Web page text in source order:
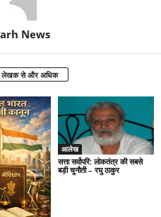
News
लेखक से और अधिक
आलेख
सत्ता सर्वोपरि: लोकतंत्र की सबसे
बड़ी चुनौती – रघु ठाकुर